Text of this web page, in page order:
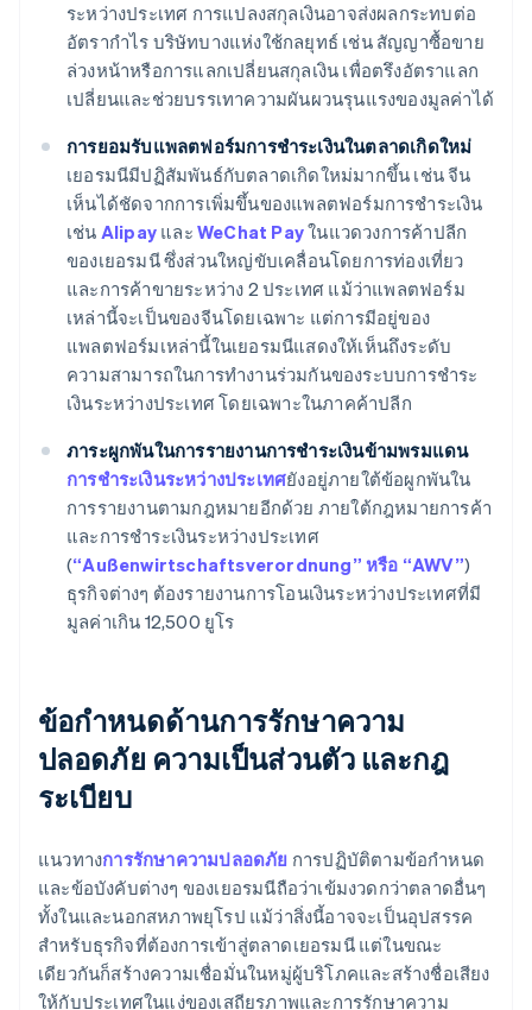
ระหว่างประเทศ การแปลงสกุลเงินอาจส่งผลกระทบต่อ
อัตรากำไร บริษัทบางแห่งใช้กลยุทธ์ เช่น สัญญาซื้อขาย
ล่วงหน้าหรือการแลกเปลี่ยนสกุลเงิน เพื่อตรึงอัตราแลก
เปลี่ยนและช่วยบรรเทาความผันผวนรุนแรงของมูลค่าได้
การยอมรับแพลตฟอร์มการชำระเงินในตลาดเกิดใหม่
เยอรมนีมีปฏิสัมพันธ์กับตลาดเกิดใหม่มากขึ้น เช่น จีน
เห็นได้ชัดจากการเพิ่มขึ้นของแพลตฟอร์มการชำระเงิน
เช่น Alipay และWeChat Payในแวดวงการค้าปลีก
ของเยอรมนี ซึ่งส่วนใหญ่ขับเคลื่อนโดยการท่องเที่ยว
และการค้าขายระหว่าง 2 ประเทศ แม้ว่าแพลตฟอร์ม
เหล่านี้จะเป็นของจีนโดยเฉพาะ แต่การมีอยู่ของ
แพลตฟอร์มเหล่านี้ในเยอรมนีแสดงให้เห็นถึงระดับ
ความสามารถในการทำงานร่วมกันของระบบการชำระ
เงินระหว่างประเทศ โดยเฉพาะในภาคค้าปลีก
ภาระผูกพันในการรายงานการชำระเงินข้ามพรมแดน
การชำระเงินระหว่างประเทศยังอยู่ภายใต้ข้อผูกพันใน
การรายงานตามกฎหมายอีกด้วย ภายใต้กฎหมายการค้า
และการชำระเงินระหว่างประเทศ
(“Außenwirtschaftsverordnung” หรือ “AWV”)
ธุรกิจต่างๆ ต้องรายงานการโอนเงินระหว่างประเทศที่มี
มูลค่าเกิน 12,500 ยูโร
ข้อกำหนดด้านการรักษาความ
ปลอดภัย ความเป็นส่วนตัว และกฎ
ระเบียบ
แนวทางการรักษาความปลอดภัย การปฏิบัติตามข้อกำหนด
และข้อบังคับต่างๆ ของเยอรมนีถือว่าเข้มงวดกว่าตลาดอื่นๆ
ทั้งในและนอกสหภาพยุโรป แม้ว่าสิ่งนี้อาจจะเป็นอุปสรรค
สำหรับธุรกิจที่ต้องการเข้าสู่ตลาดเยอรมนี แต่ในขณะ
เดียวกันก็สร้างความเชื่อมั่นในหมู่ผู้บริโภคและสร้างชื่อเสียง
ให้กับประเทศในแง่ของเสถียรภาพและการรักษาความ